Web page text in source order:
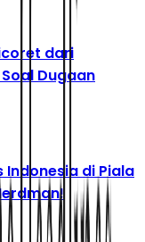
dari
Dugaan
Indonesia di Piala